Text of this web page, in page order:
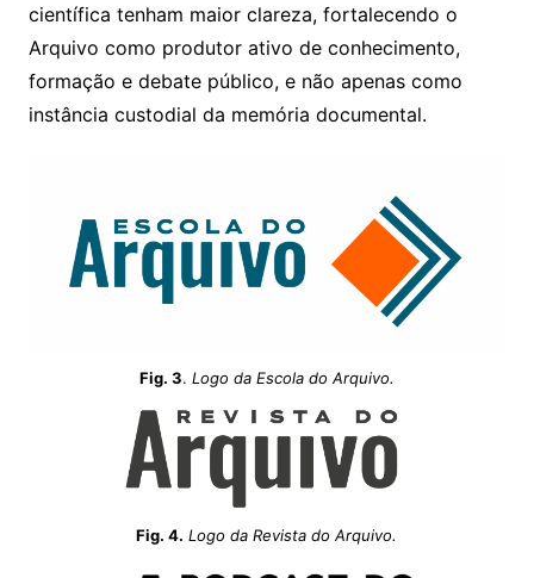
científica tenham maior clareza, fortalecendo o
Arquivo como produtor ativo de conhecimento,
formação e debate público, e não apenas como
instância custodial da memória documental.
Fig. 3. Logo da Escola do Arquivo.
Fig. 4. Logo da Revista do Arquivo.